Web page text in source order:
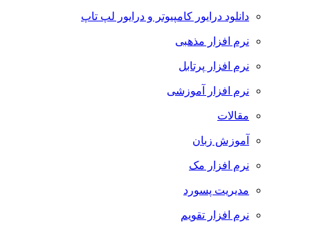
دانلود درایور کامپیوتر و درایور لپ تاپ
نرم افزار مذهبی
نرم افزار پرتابل
نرم افزار آموزشی
مقالات
آموزش زبان
نرم افزار مک
مدیریت پسورد
نرم افزار تقویم